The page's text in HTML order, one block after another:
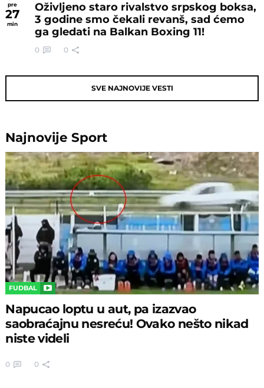
pre
27
min
Oživljeno staro rivalstvo srpskog boksa,
3 godine smo čekali revanš, sad ćemo
ga gledati na Balkan Boxing 11!
0 0
SVE NAJNOVIJE VESTI
NajnovijeSport
FUDBAL
Napucao loptu u aut, pa izazvao
saobraćajnu nesreću! Ovako nešto nikad
niste videli
0 0